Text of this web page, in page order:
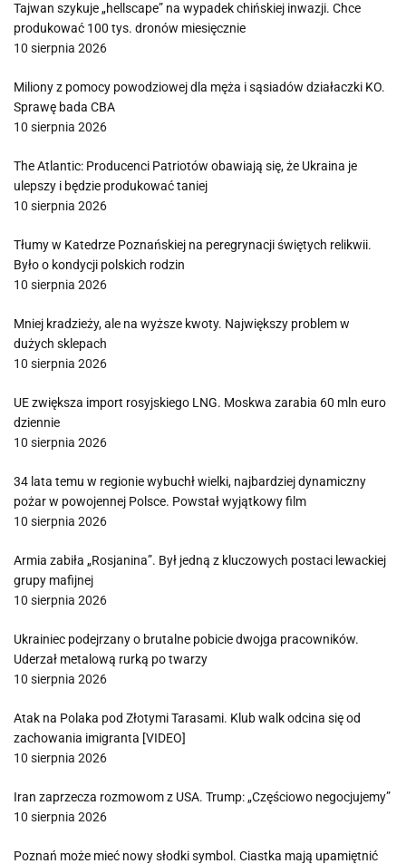
Tajwan szykuje „hellscape” na wypadek chińskiej inwazji. Chce
produkować 100 tys. dronów miesięcznie
10 sierpnia 2026
Miliony z pomocy powodziowej dla męża i sąsiadów działaczki KO.
Sprawę bada CBA
10 sierpnia 2026
The Atlantic: Producenci Patriotów obawiają się, że Ukraina je
ulepszy i będzie produkować taniej
10 sierpnia 2026
Tłumy w Katedrze Poznańskiej na peregrynacji świętych relikwii.
Było o kondycji polskich rodzin
10 sierpnia 2026
Mniej kradzieży, ale na wyższe kwoty. Największy problem w
dużych sklepach
10 sierpnia 2026
UE zwiększa import rosyjskiego LNG. Moskwa zarabia 60 mln euro
dziennie
10 sierpnia 2026
34 lata temu w regionie wybuchł wielki, najbardziej dynamiczny
pożar w powojennej Polsce. Powstał wyjątkowy film
10 sierpnia 2026
Armia zabiła „Rosjanina”. Był jedną z kluczowych postaci lewackiej
grupy mafijnej
10 sierpnia 2026
Ukrainiec podejrzany o brutalne pobicie dwojga pracowników.
Uderzał metalową rurką po twarzy
10 sierpnia 2026
Atak na Polaka pod Złotymi Tarasami. Klub walk odcina się od
zachowania imigranta [VIDEO]
10 sierpnia 2026
Iran zaprzecza rozmowom z USA. Trump: „Częściowo negocjujemy”
10 sierpnia 2026
Poznań może mieć nowy słodki symbol. Ciastka mają upamiętnić